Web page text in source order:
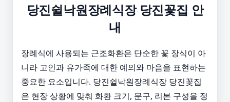
당진쉴낙원장례식장 당진꽃집 안
내
장례식에 사용되는 근조화환은 단순한 꽃 장식이 아
니라 고인과 유가족에 대한 예의와 마음을 표현하는
중요한 요소입니다. 당진쉴낙원장례식장 당진꽃집
은 현장 상황에 맞춰 화환 크기, 문구, 리본 구성을 정